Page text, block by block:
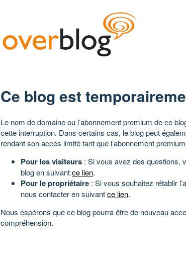
Ce blog est
Le nom de domaine ou l’abonnement premium de ce
cette interruption. Dans certains cas, le blog peut
rendant son accès limité tant que l’abonnement
Pour les visiteurs : Si vous avez des questions,
blog en suivantce lien.
Pour le propriétaire : Si vous souhaitez rétablir
nous contacter en suivantce lien.
Nous espérons que ce blog pourra être de nouveau
compréhension.